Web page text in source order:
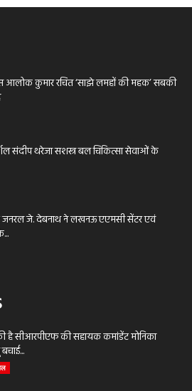
आलोक कुमार रचित ‘साझे लमहों की महक’ सबकी
संदीप थरेजा सशस्त्र बल चिकित्सा सेवाओं के
जनरल जे. देबनाथ ने लखनऊ एएमसी सेंटर एवं
है सीआरपीएफ की सहायक कमांडेंट मोनिका